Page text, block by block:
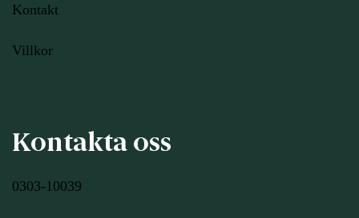
Kontakt
Villkor
Kontakta oss
0303-10039